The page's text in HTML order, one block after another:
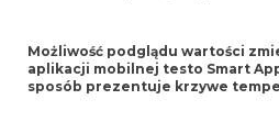
Możliwość podglądu wartości
aplikacji mobilnej testo Smart
sposób prezentuje krzywe